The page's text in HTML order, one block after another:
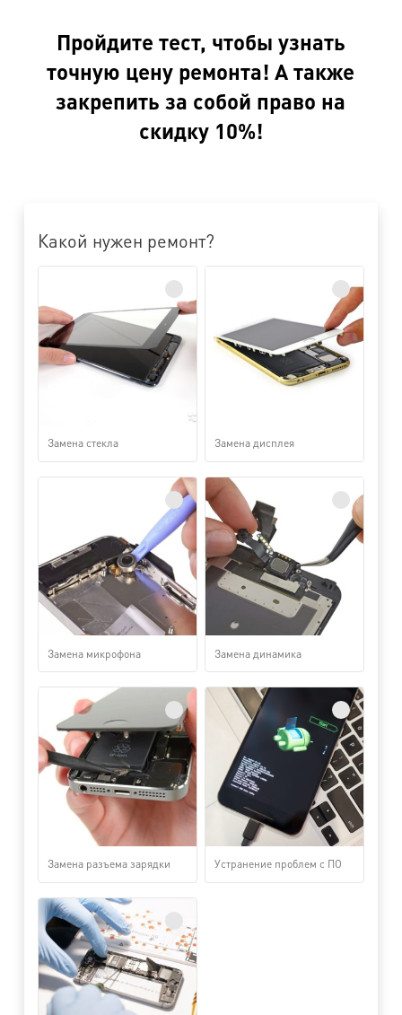
Пройдите тест, чтобы узнать
точную цену ремонта! А также
закрепить за собой право на
скидку 10%!
Какой нужен ремонт?
Замена стекла Замена дисплея
Замена микрофона Замена динамика
Замена разъема зарядки Устранение проблем с ПО